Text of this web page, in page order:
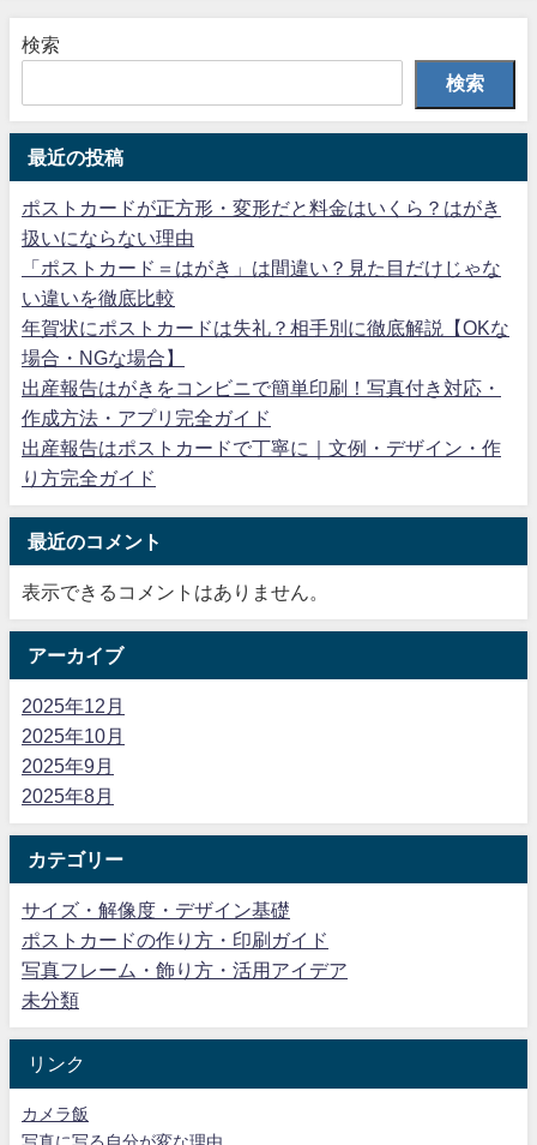
検索
検索
最近の投稿
ポストカードが正方形・変形だと料金はいくら？はがき
扱いにならない理由
「ポストカード＝はがき」は間違い？見た目だけじゃな
い違いを徹底比較
年賀状にポストカードは失礼？相手別に徹底解説【OKな
場合・NGな場合】
出産報告はがきをコンビニで簡単印刷！写真付き対応・
作成方法・アプリ完全ガイド
出産報告はポストカードで丁寧に｜文例・デザイン・作
り方完全ガイド
最近のコメント
表示できるコメントはありません。
アーカイブ
2025年12月
2025年10月
2025年9月
2025年8月
カテゴリー
サイズ・解像度・デザイン基礎
ポストカードの作り方・印刷ガイド
写真フレーム・飾り方・活用アイデア
未分類
リンク
カメラ飯
写真に写る自分が変な理由